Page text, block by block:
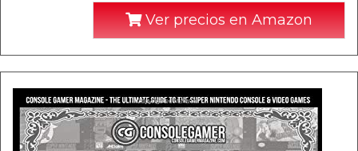
Ver precios en Amazon